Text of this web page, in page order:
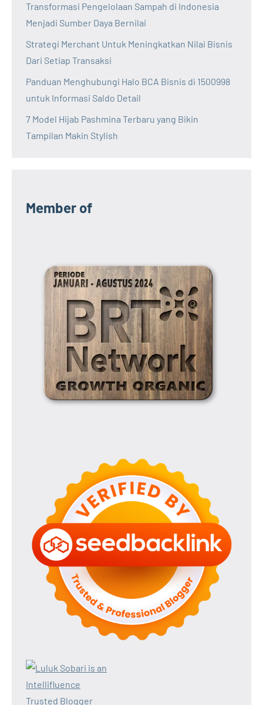
Transformasi Pengelolaan Sampah di Indonesia
Menjadi Sumber Daya Bernilai
Strategi Merchant Untuk Meningkatkan Nilai Bisnis
Dari Setiap Transaksi
Panduan Menghubungi Halo BCA Bisnis di 1500998
untuk Informasi Saldo Detail
7 Model Hijab Pashmina Terbaru yang Bikin
Tampilan Makin Stylish
Member of